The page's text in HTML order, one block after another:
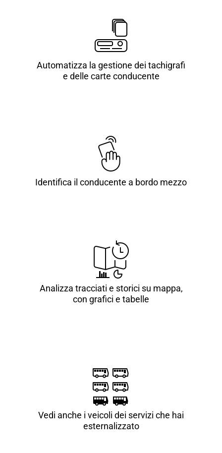
Automatizza la gestione dei tachigrafi
e delle carte conducente
Identifica il conducente a bordo mezzo
Analizza tracciati e storici su mappa,
con grafici e tabelle
Vedi anche i veicoli dei servizi che hai
esternalizzato